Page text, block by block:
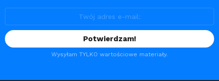
Wysyłam TYLKO wartościowe materiały.